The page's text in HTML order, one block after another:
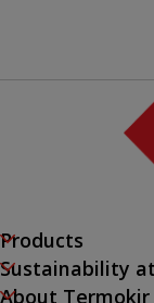
Products
Sustainability
About Termokir